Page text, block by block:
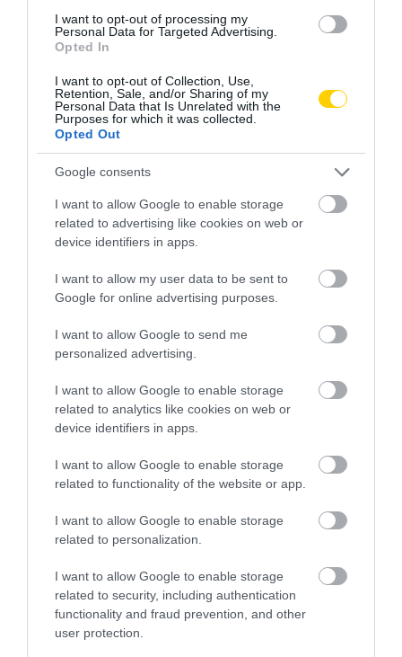
I want to opt-out of processing my
Personal Data for Targeted Advertising.
Opted In
I want to opt-out of Collection, Use,
Retention, Sale, and/or Sharing of my
Personal Data that Is Unrelated with the
Purposes for which it was collected.
Opted Out
Google consents
I want to allow Google to enable storage
related to advertising like cookies on web or
device identifiers in apps.
I want to allow my user data to be sent to
Google for online advertising purposes.
I want to allow Google to send me
personalized advertising.
I want to allow Google to enable storage
related to analytics like cookies on web or
device identifiers in apps.
I want to allow Google to enable storage
related to functionality of the website or app.
I want to allow Google to enable storage
related to personalization.
I want to allow Google to enable storage
related to security, including authentication
functionality and fraud prevention, and other
user protection.
INTERNET KÖZÖSSÉGI MÉDIA TECHNIKA
NEM TE VAGY BÉNA, CSAK AZ
APP HISZI MAGÁRÓL, HOGY
INFORMATIKUS
2026. AUGUSZTUS 07.
MIT EGYÜNK, HA 70 FELETT IS
2026. AUGUSZTUS 05.